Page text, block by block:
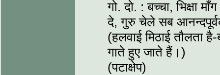
गो. दो. : बच्चा, भिक्षा
दे, गुरु चेले सब
(हलवाई मिठाई तौलता
गाते हुए जाते हैं।)
(पटाक्षेप)